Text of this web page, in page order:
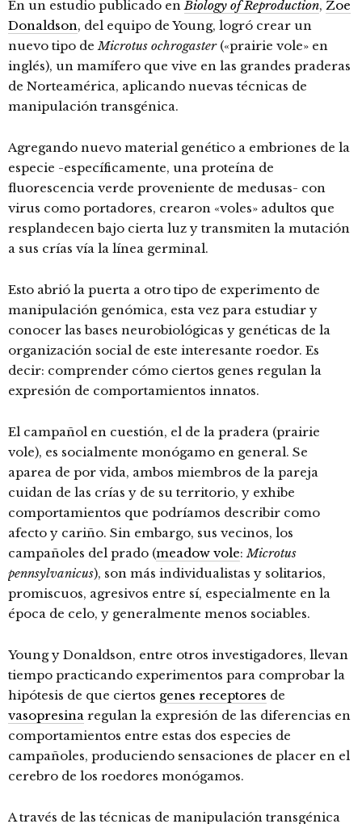
En un estudio publicado enBiology of Reproduction, Zoe
Donaldson, del equipo de Young, logró crear un
nuevo tipo deMicrotus ochrogaster(«prairie vole» en
inglés), un mamífero que vive en las grandes praderas
de Norteamérica, aplicando nuevas técnicas de
manipulación transgénica.
Agregando nuevo material genético a embriones de la
especie -específicamente, una proteína de
fluorescencia verde proveniente de medusas- con
virus como portadores, crearon «voles» adultos que
resplandecen bajo cierta luz y transmiten la mutación
a sus crías vía la línea germinal.
Esto abrió la puerta a otro tipo de experimento de
manipulación genómica, esta vez para estudiar y
conocer las bases neurobiológicas y genéticas de la
organización social de este interesante roedor. Es
decir: comprender cómo ciertos genes regulan la
expresión de comportamientos innatos.
El campañol en cuestión, el de la pradera (prairie
vole), es socialmente monógamo en general. Se
aparea de por vida, ambos miembros de la pareja
cuidan de las crías y de su territorio, y exhibe
comportamientos que podríamos describir como
afecto y cariño. Sin embargo, sus vecinos, los
campañoles del prado (meadow vole:Microtus
pennsylvanicus), son más individualistas y solitarios,
promiscuos, agresivos entre sí, especialmente en la
época de celo, y generalmente menos sociables.
Young y Donaldson, entre otros investigadores, llevan
tiempo practicando experimentos para comprobar la
hipótesis de que ciertos genes receptores de
vasopresina regulan la expresión de las diferencias en
comportamientos entre estas dos especies de
campañoles, produciendo sensaciones de placer en el
cerebro de los roedores monógamos.
A través de las técnicas de manipulación transgénica